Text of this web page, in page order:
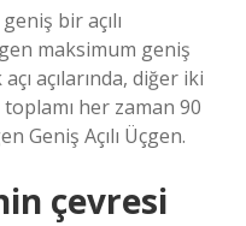
bir açılı
maksimum geniş
açılarında, diğer iki
toplamı her zaman 90
Geniş Açılı Üçgen.
çevresi